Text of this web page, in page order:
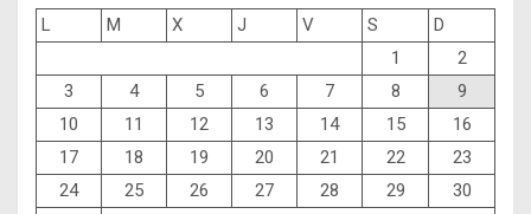
L
M X J V S
D
1
2
3
4 5 6 7 8
9
10
11 12 13 14 15
16
17
18 19 20 21 22
23
24
25 26 27 28 29
30